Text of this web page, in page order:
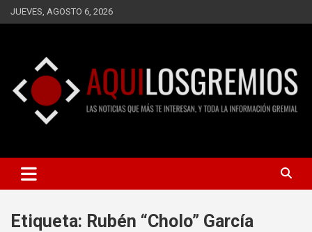
Saltar
al
JUEVES, AGOSTO 6, 2026
AQUÍ LOS GREMIOS
INFORMACIÓN GREMIAL
Etiqueta: Rubén “Cholo” García